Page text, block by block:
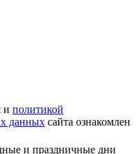
и политикой
данных сайта ознакомлен
и праздничные дни